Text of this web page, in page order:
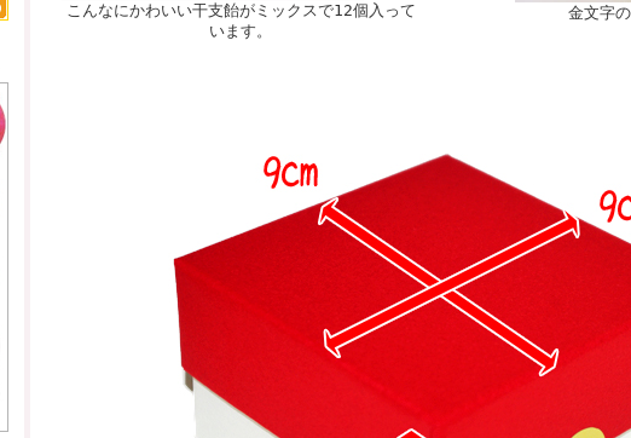
こんなにかわいい干支飴がミックスで12個入って
います。
金文字